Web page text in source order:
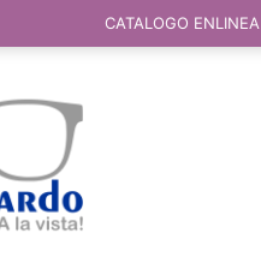
CATALOGO